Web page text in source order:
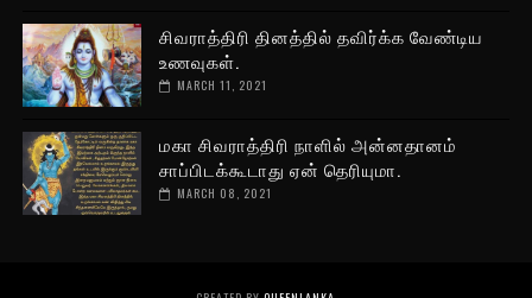
சிவராத்திரி தினத்தில் தவிர்க்க வேண்டிய
உணவுகள்.
MARCH 11, 2021
மகா சிவராத்திரி நாளில் அன்னதானம்
சாப்பிடக்கூடாது ஏன் தெரியுமா.
MARCH 08, 2021